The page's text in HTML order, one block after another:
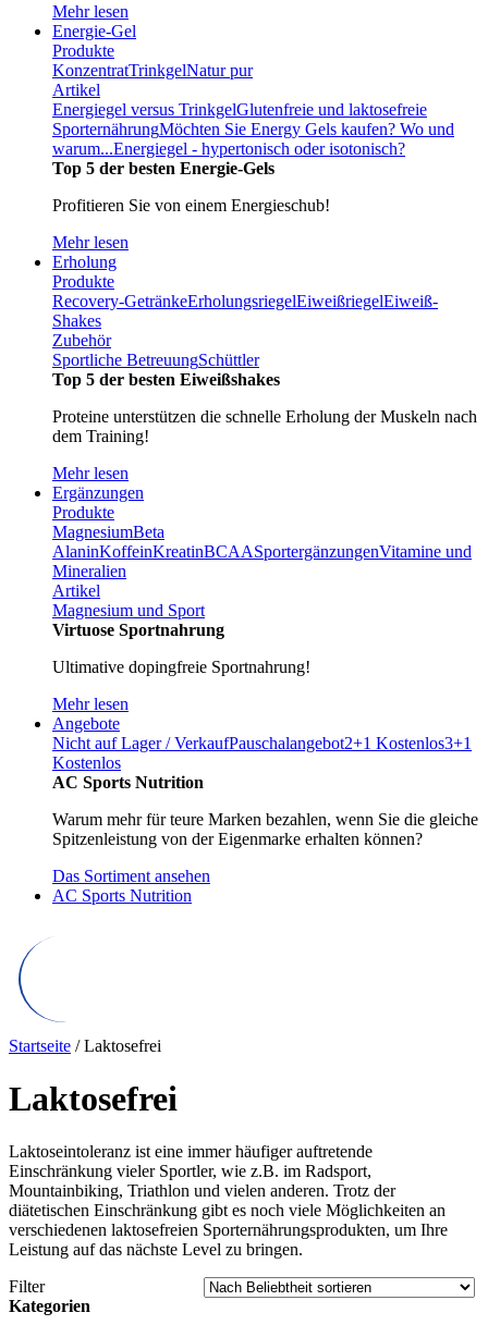
Mehr lesen
Energie-Gel
Produkte
KonzentratTrinkgelNatur pur
Artikel
Energiegel versus TrinkgelGlutenfreie und laktosefreie
SporternährungMöchten Sie Energy Gels kaufen? Wo und
warum...Energiegel - hypertonisch oder isotonisch?
Top 5 der besten Energie-Gels
Profitieren Sie von einem Energieschub!
Mehr lesen
Erholung
Produkte
Recovery-GetränkeErholungsriegelEiweißriegelEiweiß-
Shakes
Zubehör
Sportliche BetreuungSchüttler
Top 5 der besten Eiweißshakes
Proteine unterstützen die schnelle Erholung der Muskeln nach
dem Training!
Mehr lesen
Ergänzungen
Produkte
MagnesiumBeta
AlaninKoffeinKreatinBCAASportergänzungenVitamine und
Mineralien
Artikel
Magnesium und Sport
Virtuose Sportnahrung
Ultimative dopingfreie Sportnahrung!
Mehr lesen
Angebote
Nicht auf Lager / VerkaufPauschalangebot2+1 Kostenlos3+1
Kostenlos
AC Sports Nutrition
Warum mehr für teure Marken bezahlen, wenn Sie die gleiche
Spitzenleistung von der Eigenmarke erhalten können?
Das Sortiment ansehen
AC Sports Nutrition
Startseite / Laktosefrei
Laktosefrei
Laktoseintoleranz ist eine immer häufiger auftretende
Einschränkung vieler Sportler, wie z.B. im Radsport,
Mountainbiking, Triathlon und vielen anderen. Trotz der
diätetischen Einschränkung gibt es noch viele Möglichkeiten an
verschiedenen laktosefreien Sporternährungsprodukten, um Ihre
Leistung auf das nächste Level zu bringen.
Filter
Kategorien